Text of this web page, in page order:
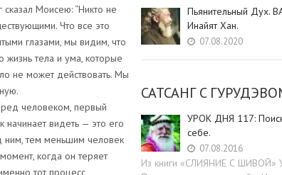
сказал Моисею: “Никто не
Что все это
глазами, мы видим, что
жизнь тела и ума, которые
не может действовать. Мы
человеком, первый
видеть — это его
ним, тем меньшим человек
когда он теряет
тот процесс,
Пьянительный Дух.
Инайят Хан.
07.08.2020
САТСАНГ C
УРОК ДНЯ 117:
себе.
07.08.2016
Из книги «СЛИЯНИЕ С